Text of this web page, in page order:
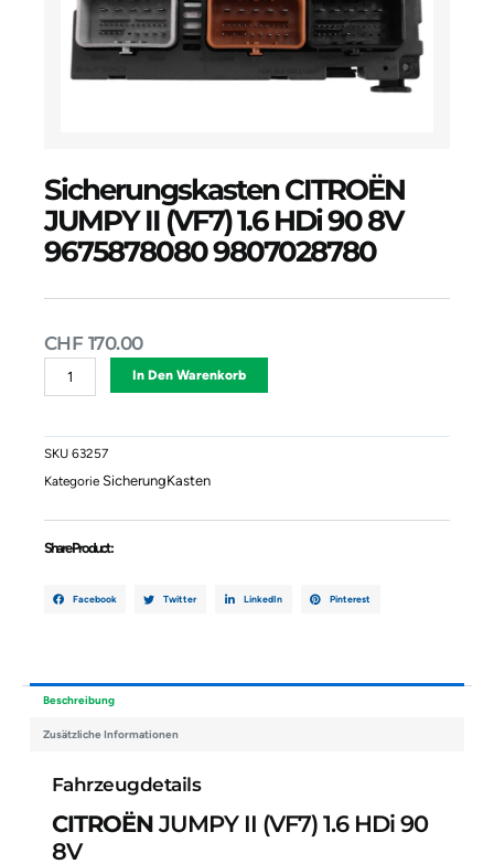
Sicherungskasten CITROËN
JUMPY II (VF7) 1.6 HDi 90 8V
9675878080 9807028780
CHF170.00
Sicherungskasten
(VF7)
1.6
9675878080
Menge
In Den Warenkorb
SKU 63257
Kategorie SicherungKasten
Share Product :
Facebook Twitter LinkedIn Pinterest
Beschreibung
Zusätzliche Informationen
Fahrzeugdetails
CITROËNJUMPY II (VF7) 1.6 HDi 90
8V